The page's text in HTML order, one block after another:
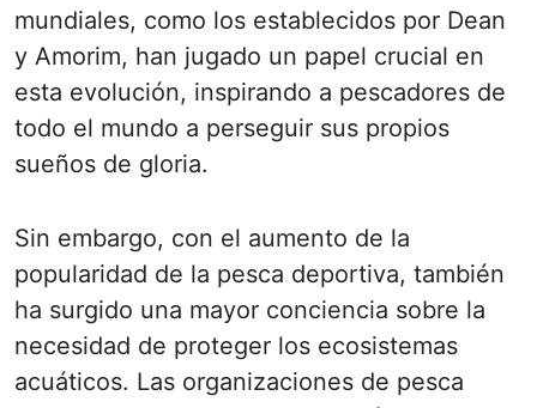
mundiales, como los establecidos por Dean
y Amorim, han jugado un papel crucial en
esta evolución, inspirando a pescadores de
todo el mundo a perseguir sus propios
sueños de gloria.
Sin embargo, con el aumento de la
popularidad de la pesca deportiva, también
ha surgido una mayor conciencia sobre la
necesidad de proteger los ecosistemas
acuáticos. Las organizaciones de pesca